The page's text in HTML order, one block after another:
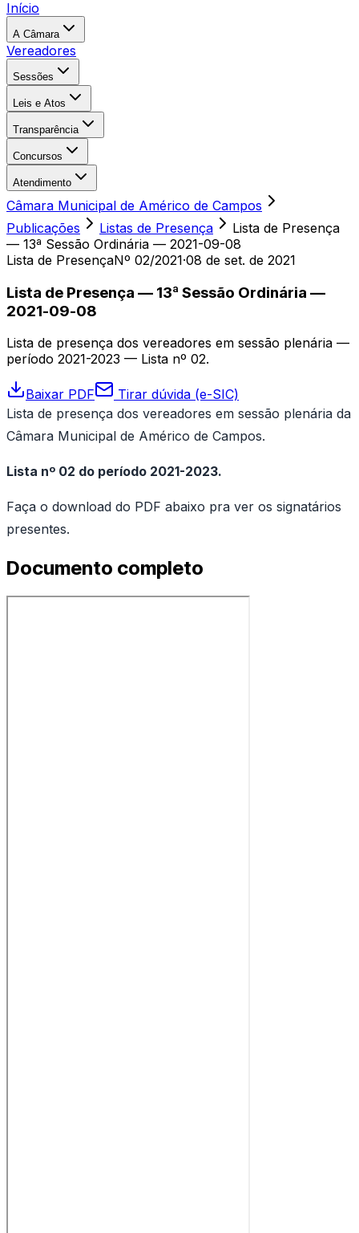
Início
A Câmara
Vereadores
Sessões
Leis e Atos
Transparência
Concursos
Atendimento
Câmara Municipal de Américo de Campos
Publicações
Listas de Presença
Lista de Presença
— 13ª Sessão Ordinária — 2021-09-08
Lista de PresençaNº 02/2021·08 de set. de 2021
Lista de Presença — 13ª Sessão Ordinária —
2021-09-08
Lista de presença dos vereadores em sessão plenária —
período 2021-2023 — Lista nº 02.
Baixar PDF
Tirar dúvida (e-SIC)
Lista de presença dos vereadores em sessão plenária da
Câmara Municipal de Américo de Campos.
Lista nº 02 do período 2021-2023.
Faça o download do PDF abaixo pra ver os signatários
presentes.
Documento completo